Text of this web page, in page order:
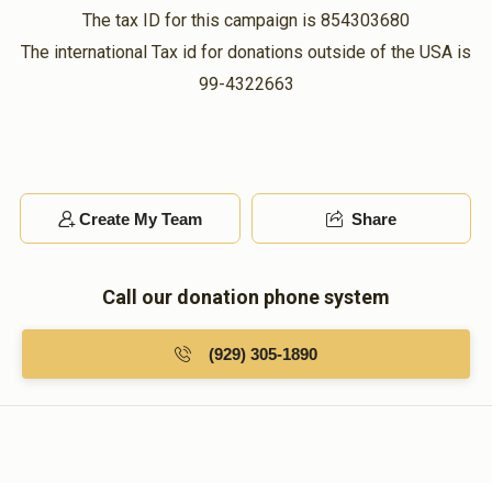
The tax ID for this campaign is 854303680
The international Tax id for donations outside of the USA is
99-4322663
Create My Team Share
Call our donation phone system
(929) 305-1890